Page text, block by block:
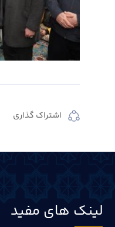
اشتراک گذاری
لینک های مفید